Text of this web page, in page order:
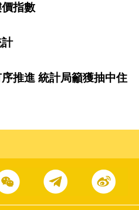
指數
推進 統計局籲獲抽中住